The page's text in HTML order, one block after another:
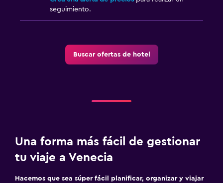
seguimiento.
Buscar ofertas de hotel
Una forma más fácil de gestionar
tu viaje a Venecia
Hacemos que sea súper fácil planificar, organizar y viajar